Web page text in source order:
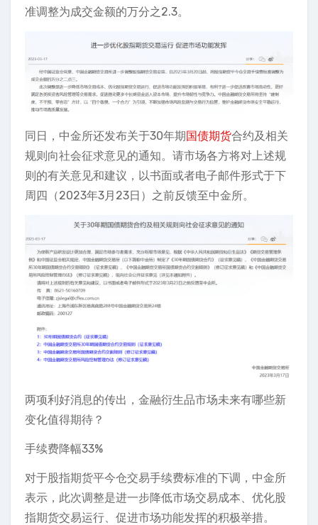
准调整为成交金额的万分之2.3。
同日，中金所还发布关于30年期国债期货合约及相关
规则向社会征求意见的通知。请市场各方将对上述规
则的有关意见和建议，以书面或者电子邮件形式于下
周四（2023年3月23日）之前反馈至中金所。
两项利好消息的传出，金融衍生品市场未来有哪些新
变化值得期待？
手续费降幅33%
对于股指期货平今仓交易手续费标准的下调，中金所
表示，此次调整是进一步降低市场交易成本、优化股
指期货交易运行、促进市场功能发挥的积极举措。